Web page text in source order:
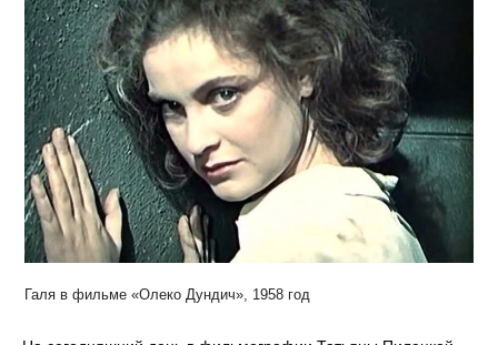
Галя в фильме «Олеко Дундич», 1958 год